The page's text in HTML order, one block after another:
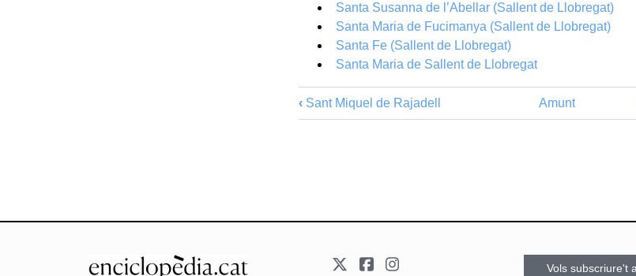
Santa Susanna de l’Abellar (Sallent de Llobregat)
Santa Maria de Fucimanya (Sallent de Llobregat)
Santa Fe (Sallent de Llobregat)
Santa Maria de Sallent de Llobregat
‹ Sant Miquel de Rajadell Amunt
Vols subscriure't